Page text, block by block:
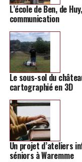
avec une piste de
cafétéria, une salle
des mois de
public.
Le Battlekart de
Verlaine) sera
vendredi de 16h à
mercredi et de 10 à
souhaitée, mais
personne, avec une
supplémentaire.
L’école de Ben, de
communication
Le sous-sol du
cartographié en 3D
Un projet d’ateliers
séniors à Waremme